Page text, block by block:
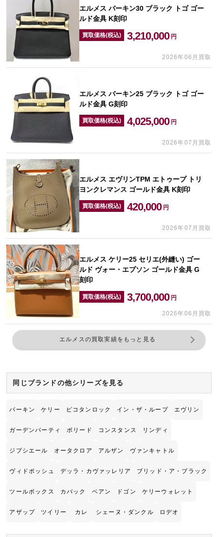
エルメス バーキン30 ブラック トゴ ゴー
ルド金具 K刻印
買取価格(税込) 3,210,000 円
2026年06月買取
エルメス バーキン25 ブラック トゴ ゴー
ルド金具 G刻印
買取価格(税込) 4,025,000 円
2026年07月買取
エルメス エヴリンTPM エトゥープ トリ
ヨンクレマンス ゴールド金具 K刻印
買取価格(税込) 420,000 円
2026年07月買取
エルメス ケリー25 セリエ(外縫い) ゴー
ルド ヴォー・エプソン ゴールド金具 G
刻印
買取価格(税込) 3,700,000 円
2026年06月買取
エルメスの買取実績をもっと見る
同じブランドの他シリーズを見る
バーキン ケリー ピコタンロック イン・ザ・ループ エヴリン
ガーデンパーティ ボリード コンスタンス リンディ
ジプシエール オータクロア アルザン ヴァンキャトル
ヴィドポッシュ デッラ・カヴァッレリア ブリッド・ア・ブラック
ツールボックス カバック ベアン ドゴン ケリーウォレット
アザップ ツイリー カレ シェーヌ・ダンクル ロデオ